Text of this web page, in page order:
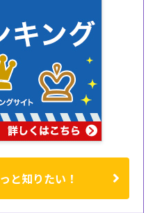
と知りたい！